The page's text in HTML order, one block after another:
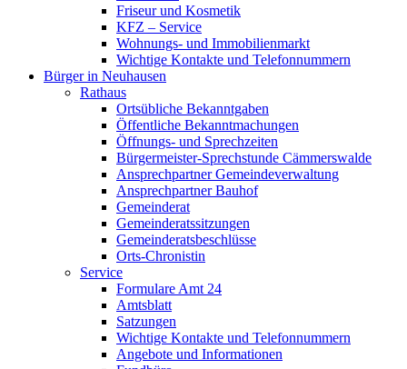
Friseur und Kosmetik
KFZ – Service
Wohnungs- und Immobilienmarkt
Wichtige Kontakte und Telefonnummern
Bürger in Neuhausen
Rathaus
Ortsübliche Bekanntgaben
Öffentliche Bekanntmachungen
Öffnungs- und Sprechzeiten
Bürgermeister-Sprechstunde Cämmerswalde
Ansprechpartner Gemeindeverwaltung
Ansprechpartner Bauhof
Gemeinderat
Gemeinderatssitzungen
Gemeinderatsbeschlüsse
Orts-Chronistin
Service
Formulare Amt 24
Amtsblatt
Satzungen
Wichtige Kontakte und Telefonnummern
Angebote und Informationen